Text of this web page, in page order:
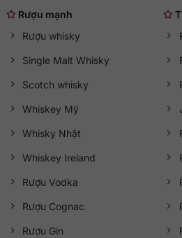
Rượu mạnh
Rượu whisky
Single Malt Whisky
Scotch whisky
Whiskey Mỹ
Whisky Nhật
Whiskey Ireland
Rượu Vodka
Rượu Cognac
Rượu Gin